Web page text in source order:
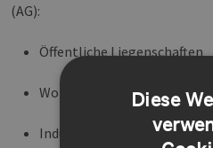
(AG):
Öffentliche Liegenschaften
Wohnungswirtschaft
Industrie & Gewerbe
Diese